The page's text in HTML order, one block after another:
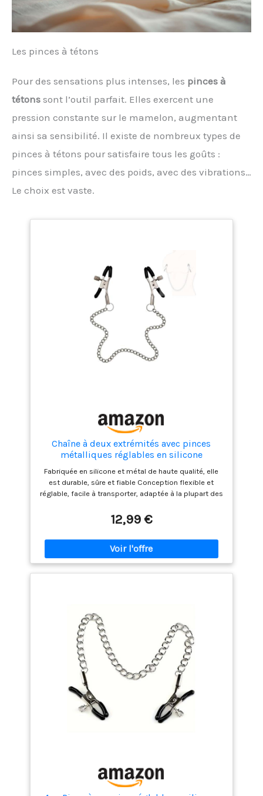
Les pinces à tétons
Pour des sensations plus intenses, les pinces à
tétons sont l’outil parfait. Elles exercent une
pression constante sur le mamelon, augmentant
ainsi sa sensibilité. Il existe de nombreux types de
pinces à tétons pour satisfaire tous les goûts :
pinces simples, avec des poids, avec des vibrations…
Le choix est vaste.
Chaîne à deux extrémités avec pinces
métalliques réglables en silicone
Fabriquée en silicone et métal de haute qualité, elle
est durable, sûre et fiable Conception flexible et
réglable, facile à transporter, adaptée à la plupart des
confortable à utiliser et sans danger pour la peau
Belle pince en silicone très esthétique Un cadeau
idéal pour divers jeux de rôle
12,99 €